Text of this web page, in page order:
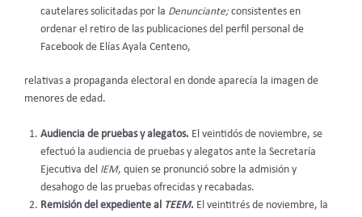
cautelares solicitadas por la Denunciante; consistentes en
ordenar el retiro de las publicaciones del perfil personal de
Facebook de Elías Ayala Centeno,
relativas a propaganda electoral en donde aparecía la imagen de
menores de edad.
Audiencia de pruebas y alegatos. El veintidós de noviembre, se
efectuó la audiencia de pruebas y alegatos ante la Secretaría
Ejecutiva del IEM, quien se pronunció sobre la admisión y
desahogo de las pruebas ofrecidas y recabadas.
Remisión del expediente al
TEEM. El veintitrés de noviembre, la